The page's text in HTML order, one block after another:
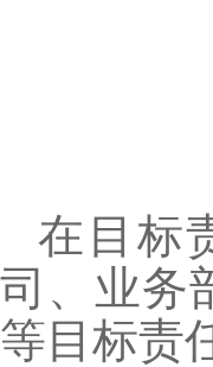
在目标
司、业务
等目标责